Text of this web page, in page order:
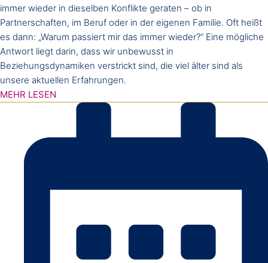
immer wieder in dieselben Konflikte geraten – ob in
Partnerschaften, im Beruf oder in der eigenen Familie. Oft heißt
es dann: „Warum passiert mir das immer wieder?“ Eine mögliche
Antwort liegt darin, dass wir unbewusst in
Beziehungsdynamiken verstrickt sind, die viel älter sind als
unsere aktuellen Erfahrungen.
MEHR LESEN